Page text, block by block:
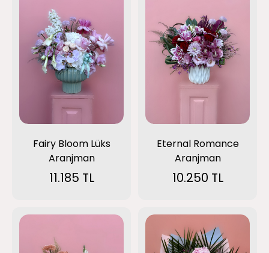
Fairy Bloom Lüks
Aranjman
11.185 TL
Eternal Romance
Aranjman
10.250 TL